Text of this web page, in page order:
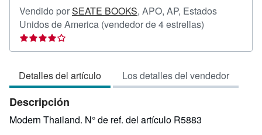
Vendido porSEATE BOOKS, APO, AP, Estados
Unidos de America (vendedor de 4 estrellas)
vendedor:
de
5
Detalles del artículo Los detalles del vendedor
Descripción
Modern Thailand. N° de ref. del artículo R5883